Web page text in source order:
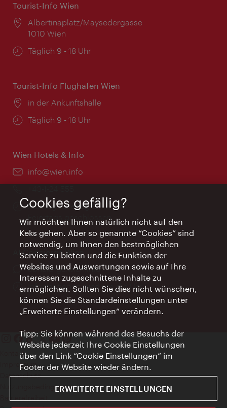
Tourist-Info Wien
Ort:
Albertinaplatz/Maysedergasse
1010 Wien
Öffnungszeiten:
Täglich 9 - 18 Uhr
Tourist-Info Flughafen Wien
Ort:
in der Ankunftshalle
Öffnungszeiten:
Täglich 9 - 18 Uhr
Wien Hotels & Info
Email:
info@wien.info
Öffnungszeiten:
Montag - Freitag 9 – 17 Uhr
Feiertags geschlossen
AI Concierge Wien
Ort:
concierge.wien.info
Öffnungszeiten:
Informationen rund um die Uhr
Kontakt
Impressum
Datenschutz
Nutzungsbedingungen
Cookies gefällig?
Wir möchten Ihnen natürlich nicht auf den
Keks gehen. Aber so genannte “Cookies” sind
notwendig, um Ihnen den bestmöglichen
Service zu bieten und die Funktion der
Websites und Auswertungen sowie auf Ihre
Interessen zugeschnittene Inhalte zu
ermöglichen. Sollten Sie dies nicht wünschen,
können Sie die Standardeinstellungen unter
„Erweiterte Einstellungen“ verändern.
Tipp: Sie können während des Besuchs der
Website jederzeit Ihre Cookie Einstellungen
über den Link “Cookie Einstellungen” im
Footer der Website wieder ändern.
ERWEITERTE EINSTELLUNGEN